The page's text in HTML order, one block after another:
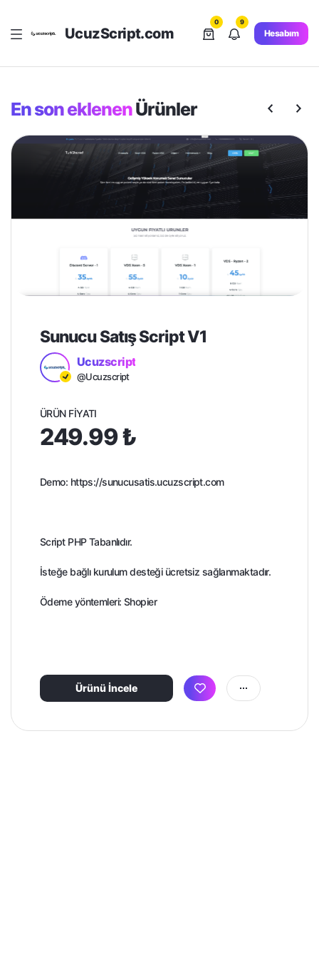
UcuzScript.com
0 9
Hesabım
En son eklenenÜrünler
Sunucu Satış Script V1
Ucuzscript
@Ucuzscript
ÜRÜN FIYATI
249.99 ₺
Demo: https://sunucusatis.ucuzscript.com
Script PHP Tabanlıdır.
İsteğe bağlı kurulum desteği ücretsiz sağlanmaktadır.
Ödeme yöntemleri: Shopier
Ürünü İncele